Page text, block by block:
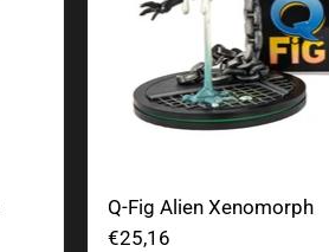
Q-Fig Alien Xenomorph
€25,16